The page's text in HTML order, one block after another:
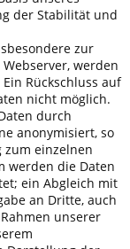
der Stabilität und
zur
werden
Rückschluss auf
nicht möglich.
durch
anonymisiert, so
zum einzelnen
werden die Daten
ein Abgleich mit
an Dritte, auch
unserer